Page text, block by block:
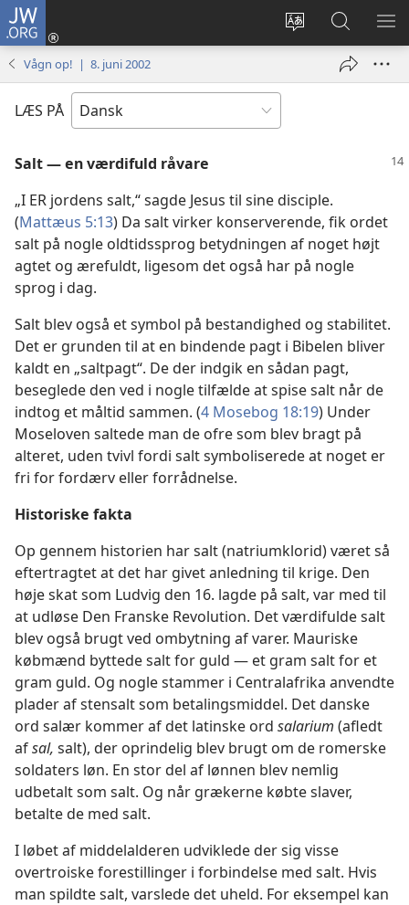
JW.ORG
Vælg
Log
på
vindue)
Søg
på
JW.ORG
VIS
Vågn op! | 8. juni 2002
LÆS PÅ
Salt — en værdifuld råvare
„I ER jordens salt,“ sagde Jesus til sine disciple.
(Mattæus 5:13) Da salt virker konserverende, fik ordet
salt på nogle oldtidssprog betydningen af noget højt
agtet og ærefuldt, ligesom det også har på nogle
sprog i dag.
Salt blev også et symbol på bestandighed og stabilitet.
Det er grunden til at en bindende pagt i Bibelen bliver
kaldt en „saltpagt“. De der indgik en sådan pagt,
beseglede den ved i nogle tilfælde at spise salt når de
indtog et måltid sammen. (4 Mosebog 18:19) Under
Moseloven saltede man de ofre som blev bragt på
alteret, uden tvivl fordi salt symboliserede at noget er
fri for fordærv eller forrådnelse.
Historiske fakta
Op gennem historien har salt (natriumklorid) været så
eftertragtet at det har givet anledning til krige. Den
høje skat som Ludvig den 16. lagde på salt, var med til
at udløse Den Franske Revolution. Det værdifulde salt
blev også brugt ved ombytning af varer. Mauriske
købmænd byttede salt for guld — et gram salt for et
gram guld. Og nogle stammer i Centralafrika anvendte
plader af stensalt som betalingsmiddel. Det danske
ord salær kommer af det latinske ord salarium (afledt
afsal, salt), der oprindelig blev brugt om de romerske
soldaters løn. En stor del af lønnen blev nemlig
udbetalt som salt. Og når grækerne købte slaver,
betalte de med salt.
I løbet af middelalderen udviklede der sig visse
overtroiske forestillinger i forbindelse med salt. Hvis
man spildte salt, varslede det uheld. For eksempel kan